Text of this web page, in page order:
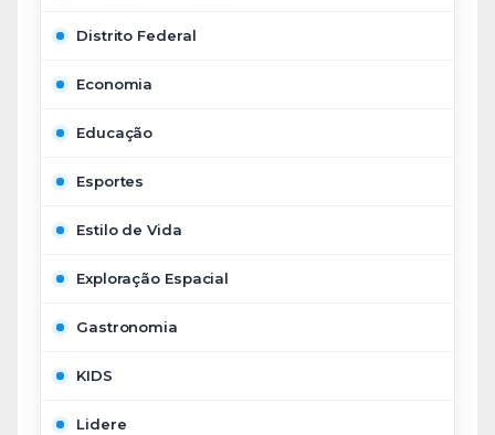
Distrito Federal
Economia
Educação
Esportes
Estilo de Vida
Exploração Espacial
Gastronomia
KIDS
Lidere